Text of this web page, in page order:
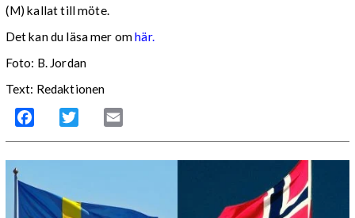
(M) kallat till möte.
Det kan du läsa mer omhär.
Foto: B. Jordan
Text: Redaktionen
Facebook Twitter